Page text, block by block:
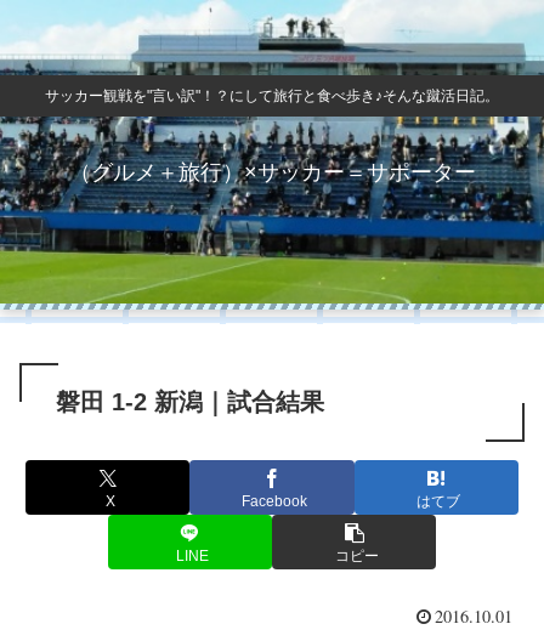
サッカー観戦を"言い訳"！？にして旅行と食べ歩き♪そんな蹴活日記。
（グルメ＋旅行）×サッカー＝サポーター
磐田 1-2 新潟｜試合結果
X Facebook はてブ
LINE コピー
2016.10.01